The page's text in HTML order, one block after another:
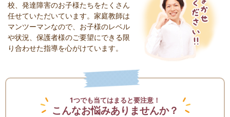
校、発達障害のお子様たちをたくさん
任せていただいています。家庭教師は
マンツーマンなので、お子様のレベル
や状況、保護者様のご要望にできる限
り合わせた指導を心がけています。
1つでも当てはまると要注意！
こんなお悩みありませんか？